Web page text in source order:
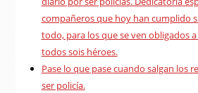
compañeros que hoy han cumplido
todo, para los que se ven obligados
todos sois héroes.
Pase lo que pase cuando salgan los
ser policía.